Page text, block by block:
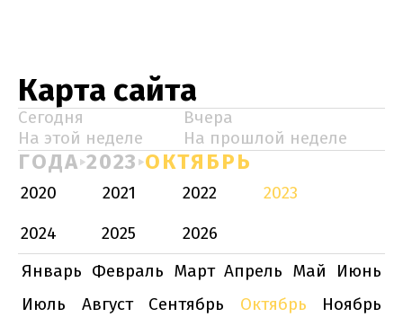
Карта сайта
Сегодня
Вчера
На этой неделе
На прошлой неделе
ГОДА 2023 ОКТЯБРЬ
2020 2021 2022
2023
2024
2025
2026
Январь Февраль Март Апрель Май
Июнь
Июль
Август Сентябрь Октябрь
Ноябрь